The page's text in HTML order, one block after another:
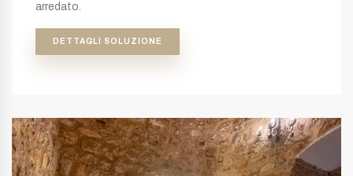
arredato.
DETTAGLI SOLUZIONE